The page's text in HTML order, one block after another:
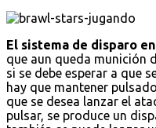
El sistema de disparo
que aun queda munición
si se debe esperar a que
hay que mantener
que se desea lanzar el
pulsar, se produce un